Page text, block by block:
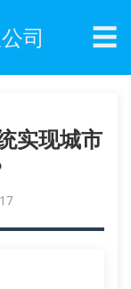
司 ☰
实现城市